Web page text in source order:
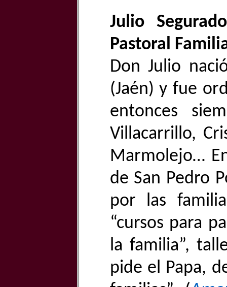
Julio
Pastoral
Don Julio
(Jaén) y fue
entonces
Villacarrillo,
Marmolejo…
de San Pedro
por las
“cursos para
la familia”,
pide el Papa,